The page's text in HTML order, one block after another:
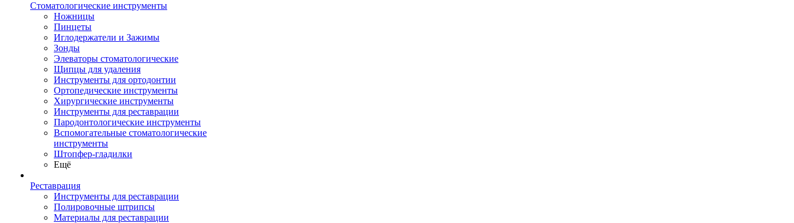
Стоматологические инструменты
Ножницы
Пинцеты
Иглодержатели и Зажимы
Зонды
Элеваторы стоматологические
Щипцы для удаления
Инструменты для ортодонтии
Ортопедические инструменты
Хирургические инструменты
Инструменты для реставрации
Пародонтологические инструменты
Вспомогательные стоматологические
инструменты
Штопфер-гладилки
Ещё
Реставрация
Инструменты для реставрации
Полировочные штрипсы
Материалы для реставрации